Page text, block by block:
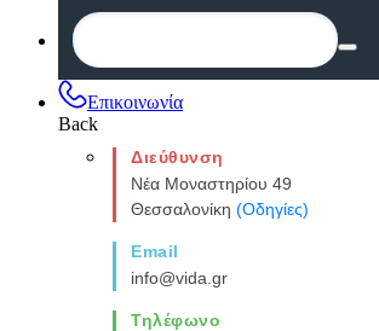
Επικοινωνία
Back
Διεύθυνση
Νέα Μοναστηρίου 49
Θεσσαλονίκη (Οδηγίες)
Email
info@vida.gr
Τηλέφωνο